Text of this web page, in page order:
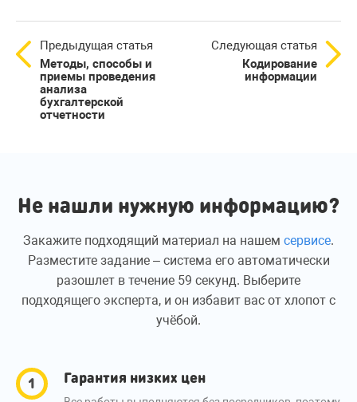
Предыдущая статья
Методы, способы и
приемы проведения
анализа
бухгалтерской
отчетности
Следующая статья
Кодирование
информации
Не нашли нужную информацию?
Закажите подходящий материал на нашем сервисе.
Разместите задание – система его автоматически
разошлет в течение 59 секунд. Выберите
подходящего эксперта, и он избавит вас от хлопот с
учёбой.
Гарантия низких цен